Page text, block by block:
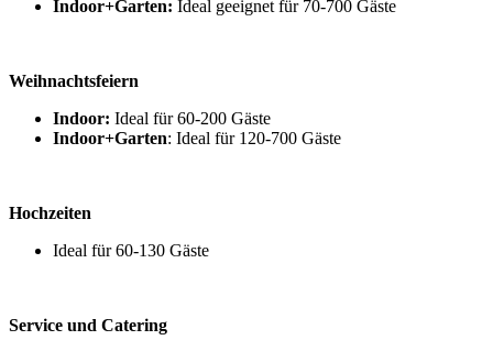
Indoor+Garten: Ideal geeignet für 70-700 Gäste
Weihnachtsfeiern
Indoor: Ideal für 60-200 Gäste
Indoor+Garten: Ideal für 120-700 Gäste
Hochzeiten
Ideal für 60-130 Gäste
Service und Catering